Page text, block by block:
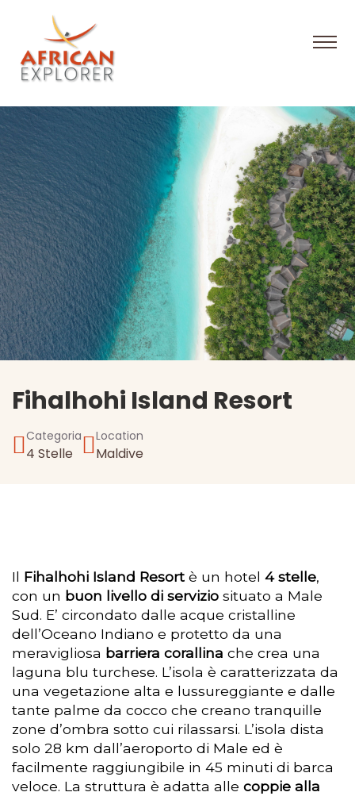
Fihalhohi Island Resort
Categoria
4 Stelle
Location
Maldive
Il Fihalhohi Island Resort è un hotel 4 stelle,
con un buon livello di servizio situato a Male
Sud. E’ circondato dalle acque cristalline
dell’Oceano Indiano e protetto da una
meravigliosa barriera corallina che crea una
laguna blu turchese. L’isola è caratterizzata da
una vegetazione alta e lussureggiante e dalle
tante palme da cocco che creano tranquille
zone d’ombra sotto cui rilassarsi. L’isola dista
solo 28 km dall’aeroporto di Male ed è
facilmente raggiungibile in 45 minuti di barca
veloce. La struttura è adatta alle coppie alla